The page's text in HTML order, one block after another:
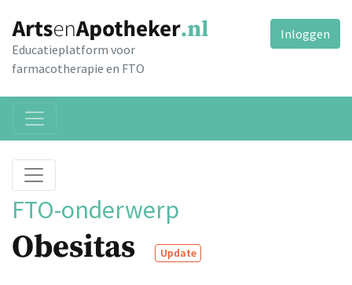
Educatieplatform voor
farmacotherapie en FTO
Inloggen
FTO-onderwerp
Obesitas Update